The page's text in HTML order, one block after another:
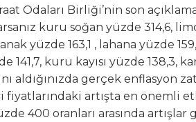
Odaları Birliği’nin son
kuru soğan yüzde 314,6,
yüzde 163,1 , lahana yüzde
141,7, kuru kayısı yüzde 138,3,
aldığınızda gerçek enflasyon
fiyatlarındaki artışta en önemli
400 oranları arasında